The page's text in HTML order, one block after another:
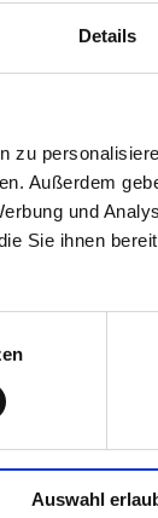
Details
zu
Außerdem
und
Sie ihnen
Auswahl
in
und
und ÖBB)
in